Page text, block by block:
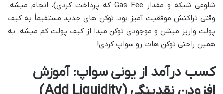
شلوغی شبکه و مقدار Gas Fee که پرداخت کردی)، انجام میشه.
وقتی تراکنش موفقیت آمیز بود، توکن های جدید مستقیماً به کیف
پولت واریز میشن و موجودی توکن مبدا از کیف پولت کم میشه. به
همین راحتی توکن هات رو سواپ کردی!
کسب درآمد از یونی سواپ: آموزش